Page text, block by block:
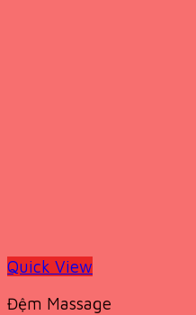
Quick View
Đệm Massage